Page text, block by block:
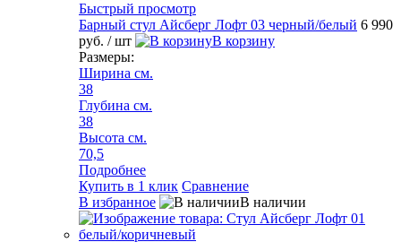
Быстрый просмотр
Барный стул Айсберг Лофт 03 черный/белый 6 990
руб. / шт
В корзину
Размеры:
Ширина см.
38
Глубина см.
38
Высота см.
70,5
Подробнее
Купить в 1 клик Сравнение
В избранное
В наличии